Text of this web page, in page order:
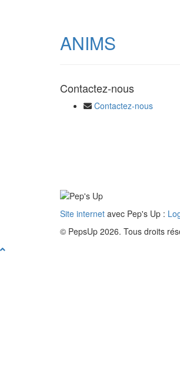
ANIMS
Contactez-nous
Contactez-nous
Site internet avec Pep's Up :
© PepsUp 2026. Tous droits